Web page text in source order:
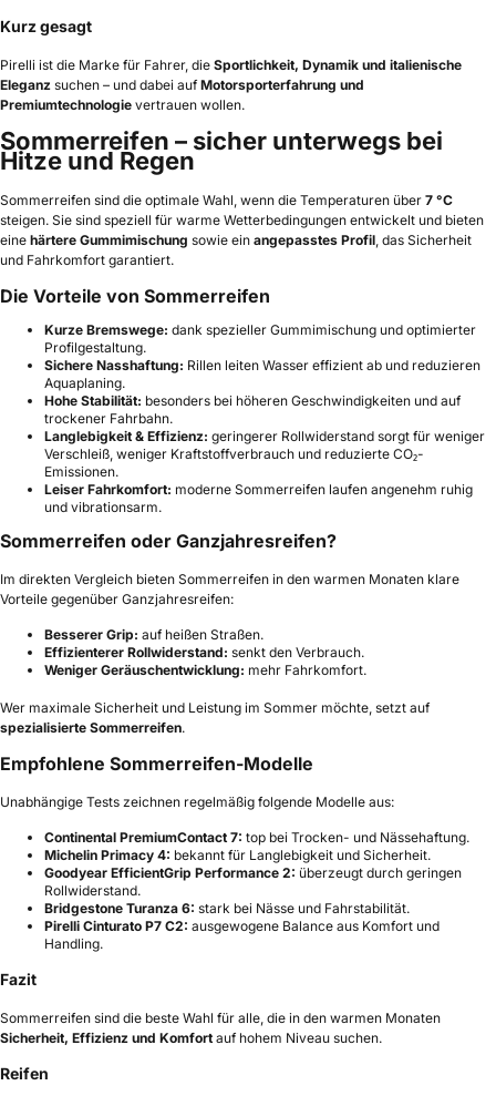
Kurz gesagt
Pirelli ist die Marke für Fahrer, die Sportlichkeit, Dynamik und italienische
Eleganz suchen – und dabei aufMotorsporterfahrung und
Premiumtechnologie vertrauen wollen.
Sommerreifen – sicher unterwegs bei
Hitze und Regen
Sommerreifen sind die optimale Wahl, wenn die Temperaturen über 7 °C
steigen. Sie sind speziell für warme Wetterbedingungen entwickelt und bieten
eine härtere Gummimischung sowie ein angepasstes Profil , das Sicherheit
und Fahrkomfort garantiert.
Die Vorteile von Sommerreifen
Kurze Bremswege: dank spezieller Gummimischung und optimierter
Profilgestaltung.
Sichere Nasshaftung: Rillen leiten Wasser effizient ab und reduzieren
Aquaplaning.
Hohe Stabilität: besonders bei höheren Geschwindigkeiten und auf
trockener Fahrbahn.
Langlebigkeit & Effizienz: geringerer Rollwiderstand sorgt für weniger
Verschleiß, weniger Kraftstoffverbrauch und reduzierte CO₂-
Emissionen.
Leiser Fahrkomfort: moderne Sommerreifen laufen angenehm ruhig
und vibrationsarm.
Sommerreifen oder Ganzjahresreifen?
Im direkten Vergleich bieten Sommerreifen in den warmen Monaten klare
Vorteile gegenüber Ganzjahresreifen:
Besserer Grip: auf heißen Straßen.
Effizienterer Rollwiderstand: senkt den Verbrauch.
Weniger Geräuschentwicklung: mehr Fahrkomfort.
Wer maximale Sicherheit und Leistung im Sommer möchte, setzt auf
spezialisierte Sommerreifen.
Empfohlene Sommerreifen-Modelle
Unabhängige Tests zeichnen regelmäßig folgende Modelle aus:
Continental PremiumContact 7: top bei Trocken- und Nässehaftung.
Michelin Primacy 4: bekannt für Langlebigkeit und Sicherheit.
Goodyear EfficientGrip Performance 2: überzeugt durch geringen
Rollwiderstand.
Bridgestone Turanza 6: stark bei Nässe und Fahrstabilität.
Pirelli Cinturato P7 C2: ausgewogene Balance aus Komfort und
Handling.
Fazit
Sommerreifen sind die beste Wahl für alle, die in den warmen Monaten
Sicherheit, Effizienz und Komfort auf hohem Niveau suchen.
Reifen